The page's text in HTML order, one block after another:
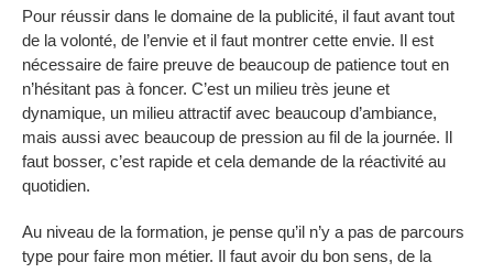
Pour réussir dans le domaine de la publicité, il faut avant tout
de la volonté, de l’envie et il faut montrer cette envie. Il est
nécessaire de faire preuve de beaucoup de patience tout en
n’hésitant pas à foncer. C’est un milieu très jeune et
dynamique, un milieu attractif avec beaucoup d’ambiance,
mais aussi avec beaucoup de pression au fil de la journée. Il
faut bosser, c’est rapide et cela demande de la réactivité au
quotidien.
Au niveau de la formation, je pense qu’il n’y a pas de parcours
type pour faire mon métier. Il faut avoir du bon sens, de la